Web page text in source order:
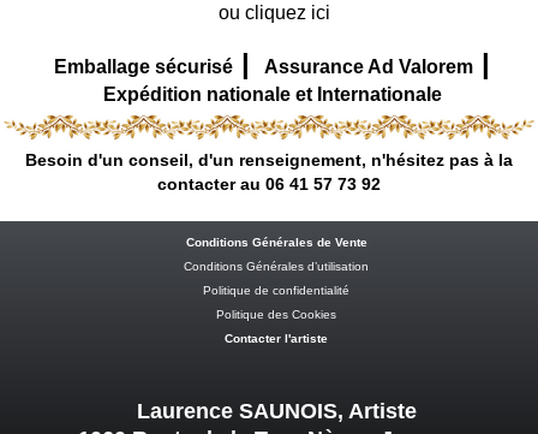
ou cliquez ici
Emballage sécurisé | Assurance Ad Valorem |
Expédition nationale et Internationale
Besoin d'un conseil, d'un renseignement, n'hésitez pas à la
contacter au 06 41 57 73 92
Conditions Générales de Vente
Conditions Générales d’utilisation
Politique de confidentialité
Politique des Cookies
Contacter l'artiste
Laurence SAUNOIS, Artiste